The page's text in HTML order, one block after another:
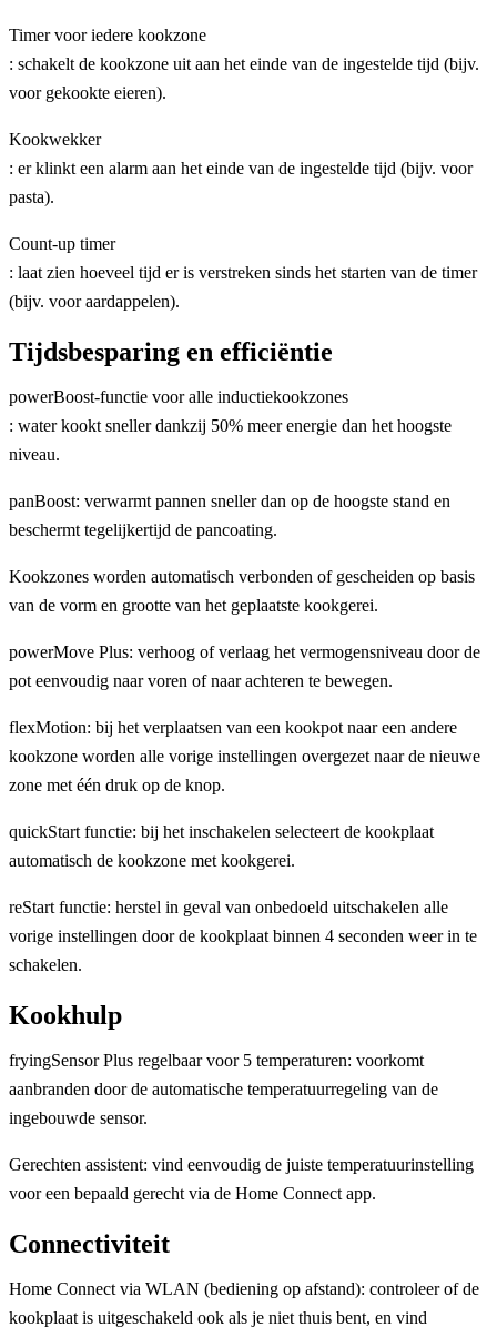
Timer voor iedere kookzone
: schakelt de kookzone uit aan het einde van de ingestelde tijd (bijv.
voor gekookte eieren).
Kookwekker
: er klinkt een alarm aan het einde van de ingestelde tijd (bijv. voor
pasta).
Count-up timer
: laat zien hoeveel tijd er is verstreken sinds het starten van de timer
(bijv. voor aardappelen).
Tijdsbesparing en efficiëntie
powerBoost-functie voor alle inductiekookzones
: water kookt sneller dankzij 50% meer energie dan het hoogste
niveau.
panBoost: verwarmt pannen sneller dan op de hoogste stand en
beschermt tegelijkertijd de pancoating.
Kookzones worden automatisch verbonden of gescheiden op basis
van de vorm en grootte van het geplaatste kookgerei.
powerMove Plus: verhoog of verlaag het vermogensniveau door de
pot eenvoudig naar voren of naar achteren te bewegen.
flexMotion: bij het verplaatsen van een kookpot naar een andere
kookzone worden alle vorige instellingen overgezet naar de nieuwe
zone met één druk op de knop.
quickStart functie: bij het inschakelen selecteert de kookplaat
automatisch de kookzone met kookgerei.
reStart functie: herstel in geval van onbedoeld uitschakelen alle
vorige instellingen door de kookplaat binnen 4 seconden weer in te
schakelen.
Kookhulp
fryingSensor Plus regelbaar voor 5 temperaturen: voorkomt
aanbranden door de automatische temperatuurregeling van de
ingebouwde sensor.
Gerechten assistent: vind eenvoudig de juiste temperatuurinstelling
voor een bepaald gerecht via de Home Connect app.
Connectiviteit
Home Connect via WLAN (bediening op afstand): controleer of de
kookplaat is uitgeschakeld ook als je niet thuis bent, en vind